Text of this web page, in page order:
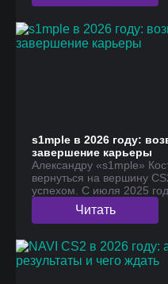
s1mple в 2026 году:
завершение карьеры
Александру «s1mple»
вернуться на вершину
успехом. С июля 2025
Читать